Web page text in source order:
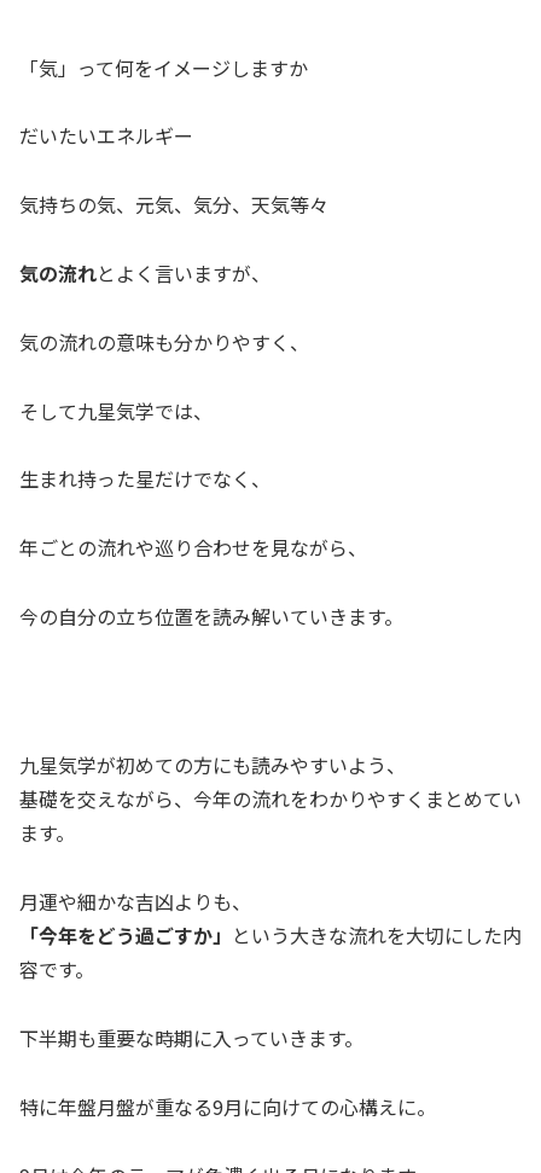
「気」って何をイメージしますか
だいたいエネルギー
気持ちの気、元気、気分、天気等々
気の流れとよく言いますが、
気の流れの意味も分かりやすく、
そして九星気学では、
生まれ持った星だけでなく、
年ごとの流れや巡り合わせを見ながら、
今の自分の立ち位置を読み解いていきます。
九星気学が初めての方にも読みやすいよう、
基礎を交えながら、今年の流れをわかりやすくまとめてい
ます。
月運や細かな吉凶よりも、
「今年をどう過ごすか」 という大きな流れを大切にした内
容です。
下半期も重要な時期に入っていきます。
特に年盤月盤が重なる9月に向けての心構えに。